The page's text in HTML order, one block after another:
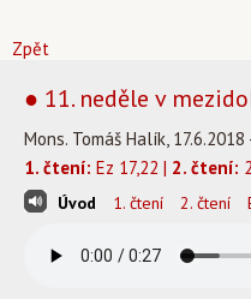
Zpět
● 11. neděle v
Mons. Tomáš Halík, 17.6.2018
1. čtení: Ez 17,22 | 2. čtení:
Úvod 1. čtení 2. čtení